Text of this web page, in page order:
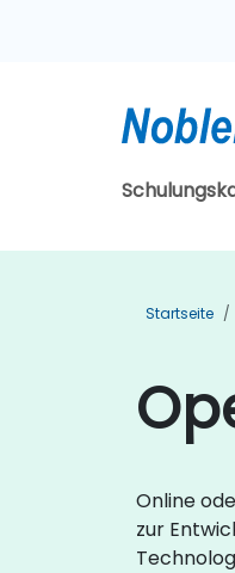
Startseite
Online
zur